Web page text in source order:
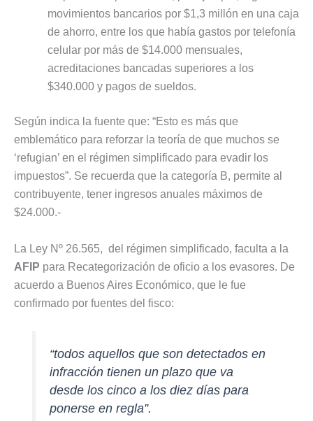
movimientos bancarios por $1,3 millón en una caja
de ahorro, entre los que había gastos por telefonía
celular por más de $14.000 mensuales,
acreditaciones bancadas superiores a los
$340.000 y pagos de sueldos.
Según indica la fuente que: “Esto es más que
emblemático para reforzar la teoría de que muchos se
‘refugian’ en el régimen simplificado para evadir los
impuestos”. Se recuerda que la categoría B, permite al
contribuyente, tener ingresos anuales máximos de
$24.000.-
La Ley Nº 26.565, del régimen simplificado, faculta a la
AFIP para Recategorización de oficio a los evasores. De
acuerdo a Buenos Aires Económico, que le fue
confirmado por fuentes del fisco:
“todos aquellos que son detectados en
infracción tienen un plazo que va
desde los cinco a los diez días para
ponerse en regla”.